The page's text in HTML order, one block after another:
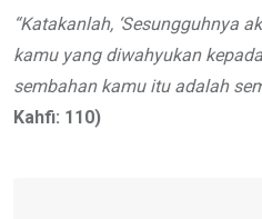
“Katakanlah, ‘Sesungguhnya
kamu yang diwahyukan
sembahan kamu itu adalah
Kahfi: 110)